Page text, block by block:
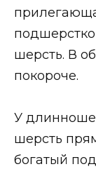
шерсть. В
покороче.
У
шерсть
богатый